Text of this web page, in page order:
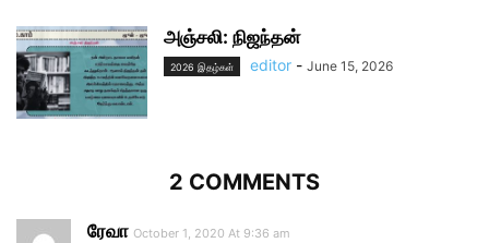
அஞ்சலி: நிஜந்தன்
2026 இதழ்கள் editor - June 15, 2026
2 COMMENTS
ரேவா October 1, 2020 At 9:36 am